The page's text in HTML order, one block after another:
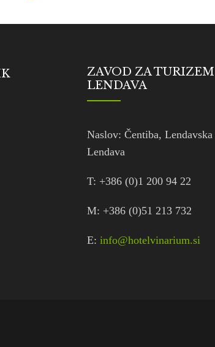
ZAVOD ZA
LENDAVA
Naslov: Čentiba,
Lendava
T: +386 (0)1 200 94 22
M: +386 (0)51 213 732
E: info@hotelvinarium.si